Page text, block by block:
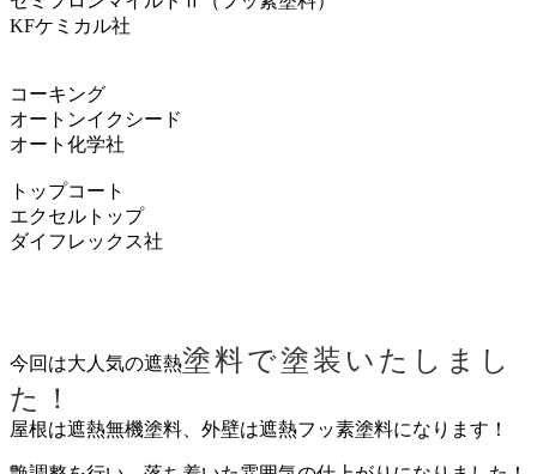
KFケミカル社
コーキング
オートンイクシード
オート化学社
トップコート
エクセルトップ
ダイフレックス社
今回は大人気の遮熱塗料で塗装いたしまし
た！
屋根は遮熱無機塗料、外壁は遮熱フッ素塗料になります！